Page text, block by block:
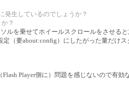
発生しているのでしょうか？
？
ルを乗せてホイールスクロールをさせると
（要about:config）にしたがった量だけス
Player側に）問題を感じないので有効